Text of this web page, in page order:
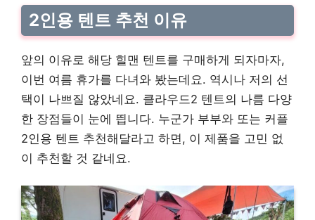
2인용 텐트 추천 이유
앞의 이유로 해당 힐맨 텐트를 구매하게 되자마자,
이번 여름 휴가를 다녀와 봤는데요. 역시나 저의 선
택이 나쁘질 않았네요. 클라우드2 텐트의 나름 다양
한 장점들이 눈에 띕니다. 누군가 부부와 또는 커플
2인용 텐트 추천해달라고 하면, 이 제품을 고민 없
이 추천할 것 같네요.